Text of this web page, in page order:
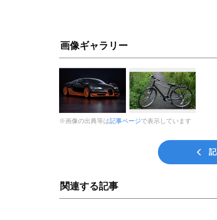
画像ギャラリー
※画像の出典等は記事ページで表示しています
関連する記事